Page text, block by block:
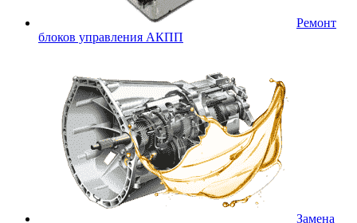
Ремонт
блоков управления АКПП
Замена